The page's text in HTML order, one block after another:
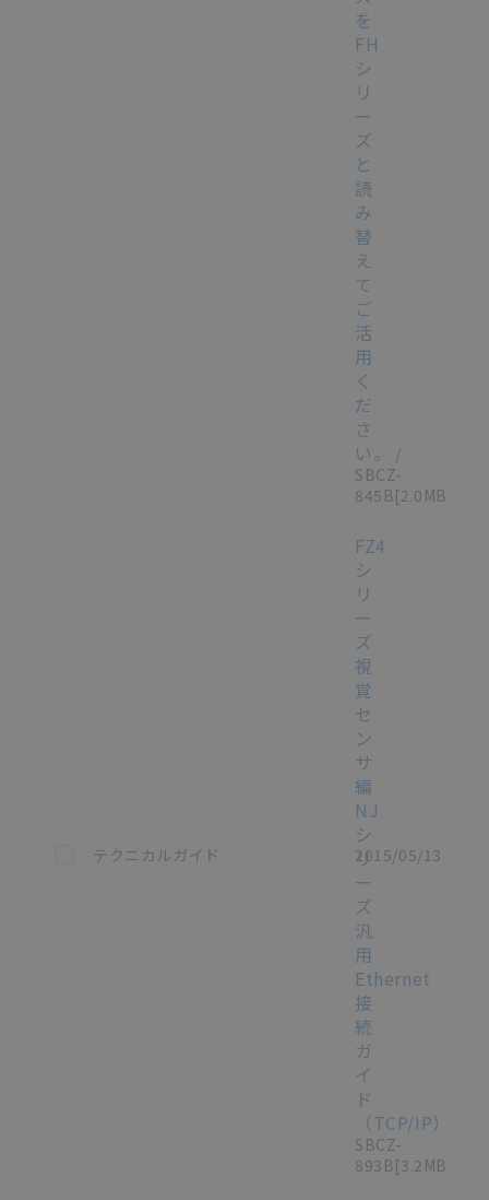
を
FH
シ
リ
ー
ズ
と
読
み
替
え
て
ご
活
用
く
だ
さ
い。
/
SBCZ-
845B[2.0MB]
この資料を選択
テクニカルガイド
FZ4
シ
リ
ー
ズ
視
覚
セ
ン
サ
編
NJ
シ
リ
ー
ズ
汎
用
Ethernet
接
続
ガ
イ
ド
（TCP/IP）
SBCZ-
893B[3.2MB]
2015/05/13